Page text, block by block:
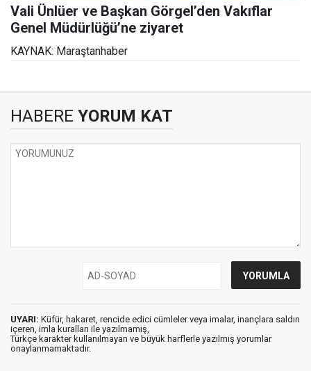
Vali Ünlüer ve Başkan Görgel’den Vakıflar
Genel Müdürlüğü’ne ziyaret
KAYNAK: Maraştanhaber
HABERE YORUM KAT
UYARI: Küfür, hakaret, rencide edici cümleler veya imalar, inançlara saldırı
içeren, imla kuralları ile yazılmamış,
Türkçe karakter kullanılmayan ve büyük harflerle yazılmış yorumlar
onaylanmamaktadır.